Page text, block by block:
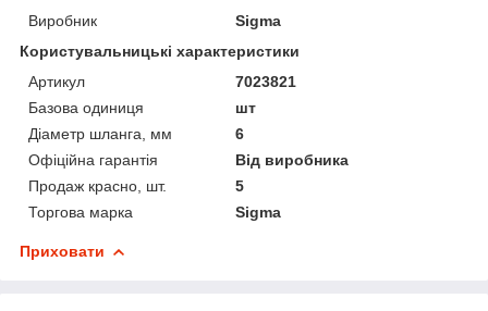
Виробник
Sigma
Користувальницькі характеристики
Артикул
7023821
Базова одиниця
шт
Діаметр шланга, мм
6
Офіційна гарантія
Від виробника
Продаж красно, шт.
5
Торгова марка
Sigma
Приховати